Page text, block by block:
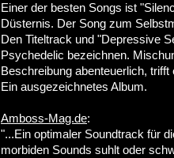
Einer der besten Songs ist
Düsternis. Der Song zum
Den Titeltrack und "Depressive
Psychedelic bezeichnen.
Beschreibung abenteuerlich,
Ein ausgezeichnetes Album.
Amboss-Mag.de:
"...Ein optimaler Soundtrack für
morbiden Sounds suhlt oder